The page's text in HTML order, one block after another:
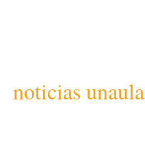
noticias unaula